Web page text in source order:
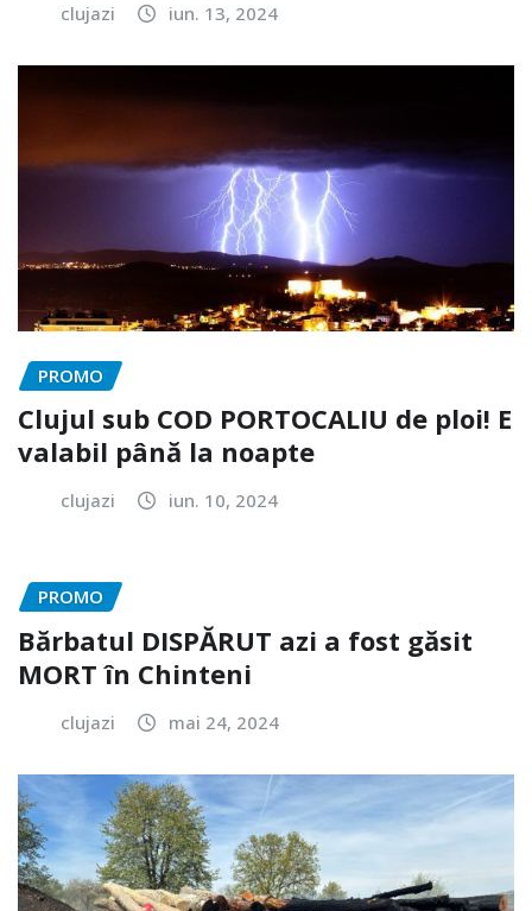
clujazi iun. 13, 2024
PROMO
Clujul sub COD PORTOCALIU de ploi! E
valabil până la noapte
clujazi iun. 10, 2024
PROMO
Bărbatul DISPĂRUT azi a fost găsit
MORT în Chinteni
clujazi mai 24, 2024